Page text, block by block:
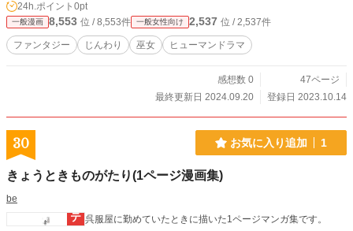
24h.ポイント 0pt
一般漫画 8,553 位 / 8,553件 一般女性向け 2,537 位 / 2,537件
ファンタジー じんわり 巫女 ヒューマンドラマ
感想数 0
47ページ
最終更新日 2024.09.20
登録日 2023.10.14
30 お気に入り追加 1
きょうときものがたり(1ページ漫画集)
be
呉服屋に勤めていたときに描いた1ページマンガ集です。